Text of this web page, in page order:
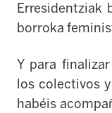
Erresidentziak
borroka
Y para
los colectivos
habéis